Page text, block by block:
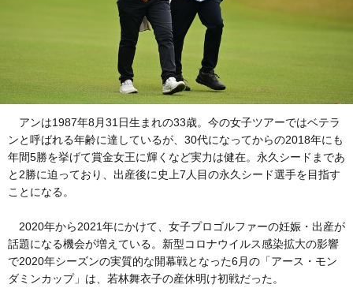
アンは1987年8月31日生まれの33歳。今の女子ツアーではベテラ
ンと呼ばれる年齢に達しているが、30代になってからの2018年にも
年間5勝を挙げて賞金女王に輝くなど実力は健在。永久シードまであ
と2勝に迫っており、出産後に史上7人目の永久シード選手を目指す
ことになる。
2020年から2021年にかけて、女子プロゴルファーの妊娠・出産が
話題になる機会が増えている。新型コロナウイルス感染拡大の影響
で2020年シーズンの実質的な開幕戦となった6月の「アース・モン
ダミンカップ」は、若林舞衣子の産休明け初戦だった。